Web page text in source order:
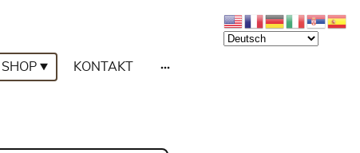
SHOP KONTAKT